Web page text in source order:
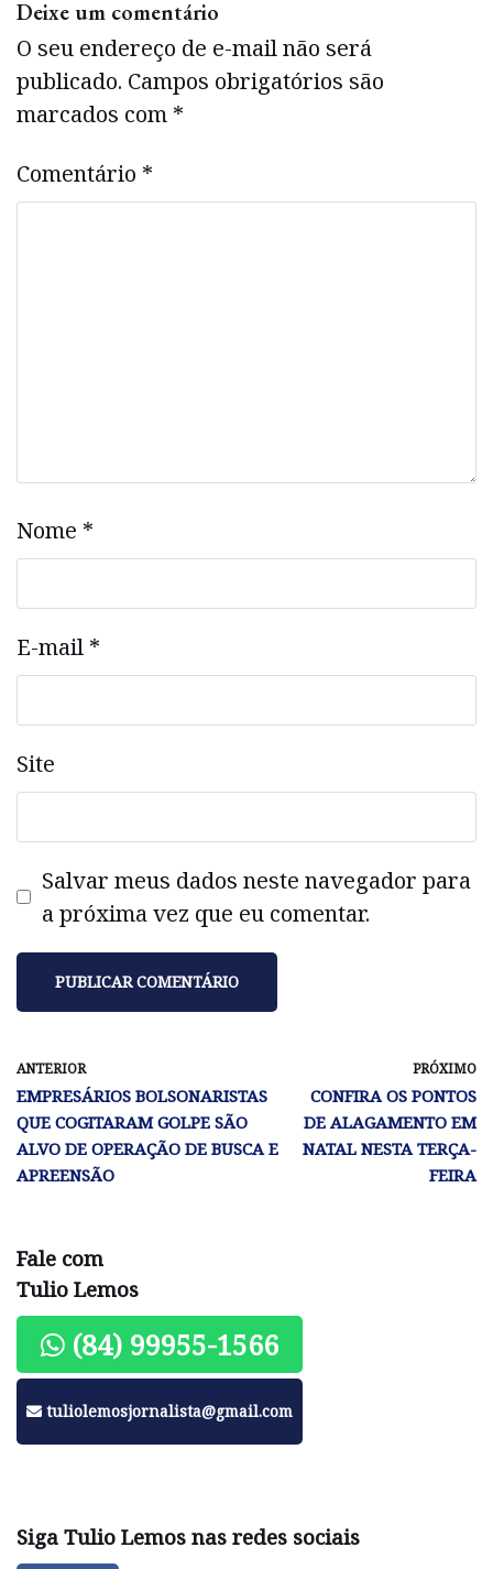
Deixe um comentário
O seu endereço de e-mail não será
publicado. Campos obrigatórios são
marcados com *
Comentário *
Nome *
E-mail *
Site
Salvar meus dados neste navegador para
a próxima vez que eu comentar.
ANTERIOR
EMPRESÁRIOS BOLSONARISTAS
QUE COGITARAM GOLPE SÃO
ALVO DE OPERAÇÃO DE BUSCA E
APREENSÃO
PRÓXIMO
CONFIRA OS PONTOS
DE ALAGAMENTO EM
NATAL NESTA TERÇA-
FEIRA
Fale com
Tulio Lemos
(84) 99955-1566
tuliolemosjornalista@gmail.com
Siga Tulio Lemos nas redes sociais